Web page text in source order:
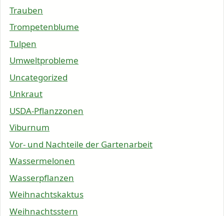
Trauben
Trompetenblume
Tulpen
Umweltprobleme
Uncategorized
Unkraut
USDA-Pflanzzonen
Viburnum
Vor- und Nachteile der Gartenarbeit
Wassermelonen
Wasserpflanzen
Weihnachtskaktus
Weihnachtsstern